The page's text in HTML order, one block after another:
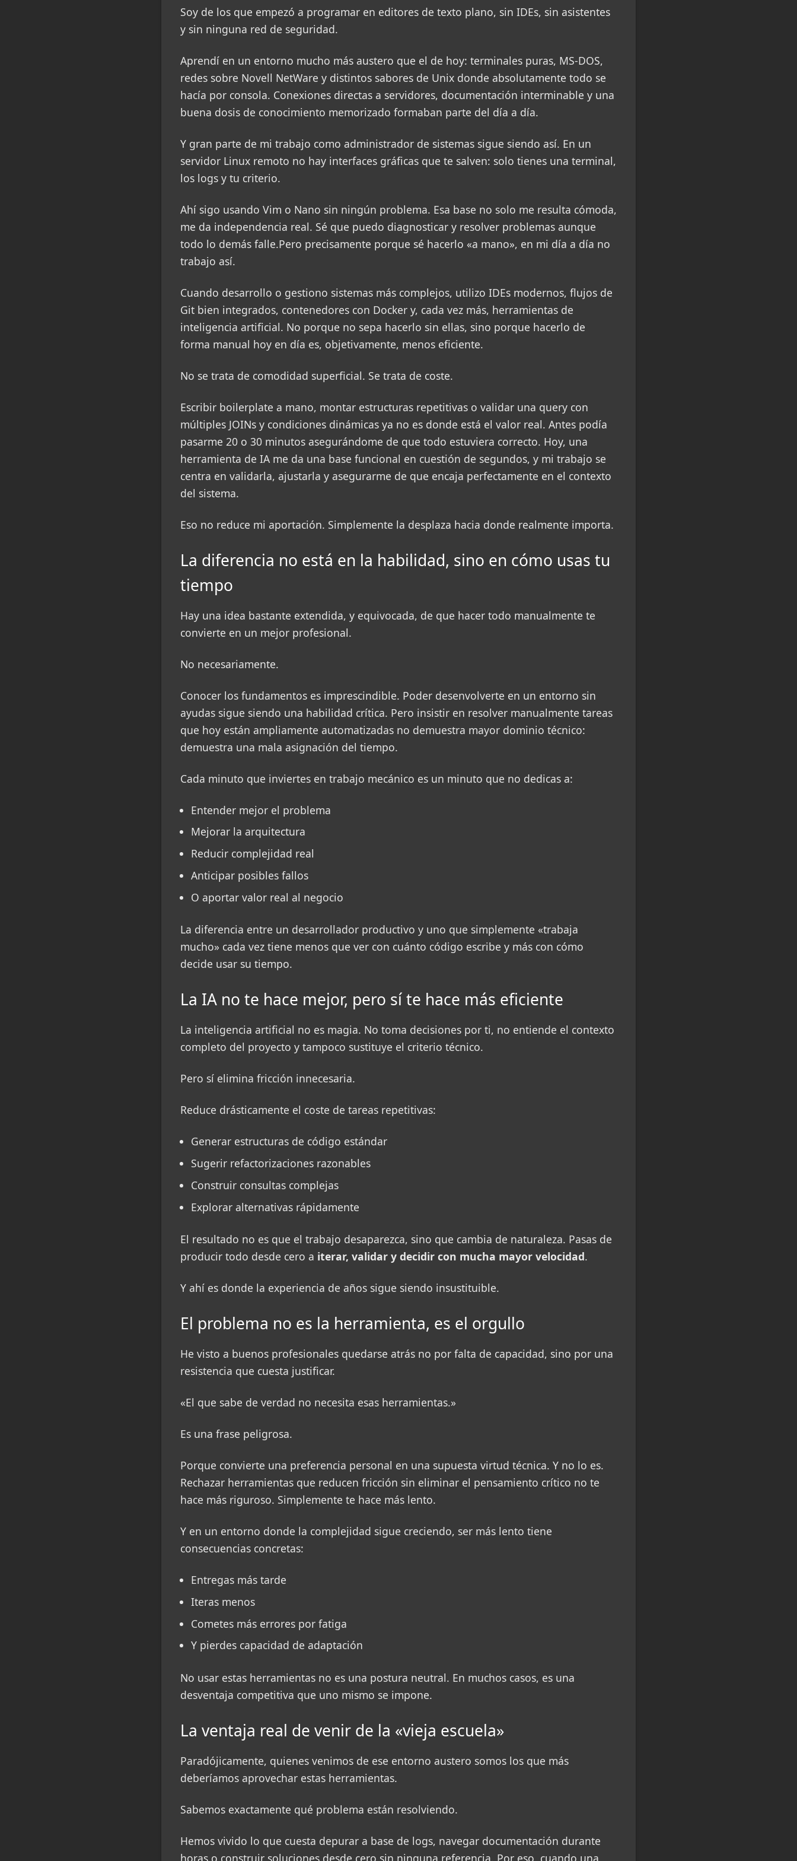
Soy de los que empezó a programar en editores de texto plano, sin IDEs, sin asistentes
y sin ninguna red de seguridad.
Aprendí en un entorno mucho más austero que el de hoy: terminales puras, MS-DOS,
redes sobre Novell NetWare y distintos sabores de Unix donde absolutamente todo se
hacía por consola. Conexiones directas a servidores, documentación interminable y una
buena dosis de conocimiento memorizado formaban parte del día a día.
Y gran parte de mi trabajo como administrador de sistemas sigue siendo así. En un
servidor Linux remoto no hay interfaces gráficas que te salven: solo tienes una terminal,
los logs y tu criterio.
Ahí sigo usando Vim o Nano sin ningún problema. Esa base no solo me resulta cómoda,
me da independencia real. Sé que puedo diagnosticar y resolver problemas aunque
todo lo demás falle.Pero precisamente porque sé hacerlo «a mano», en mi día a día no
trabajo así.
Cuando desarrollo o gestiono sistemas más complejos, utilizo IDEs modernos, flujos de
Git bien integrados, contenedores con Docker y, cada vez más, herramientas de
inteligencia artificial. No porque no sepa hacerlo sin ellas, sino porque hacerlo de
forma manual hoy en día es, objetivamente, menos eficiente.
No se trata de comodidad superficial. Se trata de coste.
Escribir boilerplate a mano, montar estructuras repetitivas o validar una query con
múltiples JOINs y condiciones dinámicas ya no es donde está el valor real. Antes podía
pasarme 20 o 30 minutos asegurándome de que todo estuviera correcto. Hoy, una
herramienta de IA me da una base funcional en cuestión de segundos, y mi trabajo se
centra en validarla, ajustarla y asegurarme de que encaja perfectamente en el contexto
del sistema.
Eso no reduce mi aportación. Simplemente la desplaza hacia donde realmente importa.
La diferencia no está en la habilidad, sino en cómo usas tu
tiempo
Hay una idea bastante extendida, y equivocada, de que hacer todo manualmente te
convierte en un mejor profesional.
No necesariamente.
Conocer los fundamentos es imprescindible. Poder desenvolverte en un entorno sin
ayudas sigue siendo una habilidad crítica. Pero insistir en resolver manualmente tareas
que hoy están ampliamente automatizadas no demuestra mayor dominio técnico:
demuestra una mala asignación del tiempo.
Cada minuto que inviertes en trabajo mecánico es un minuto que no dedicas a:
Entender mejor el problema
Mejorar la arquitectura
Reducir complejidad real
Anticipar posibles fallos
O aportar valor real al negocio
La diferencia entre un desarrollador productivo y uno que simplemente «trabaja
mucho» cada vez tiene menos que ver con cuánto código escribe y más con cómo
decide usar su tiempo.
La IA no te hace mejor, pero sí te hace más eficiente
La inteligencia artificial no es magia. No toma decisiones por ti, no entiende el contexto
completo del proyecto y tampoco sustituye el criterio técnico.
Pero sí elimina fricción innecesaria.
Reduce drásticamente el coste de tareas repetitivas:
Generar estructuras de código estándar
Sugerir refactorizaciones razonables
Construir consultas complejas
Explorar alternativas rápidamente
El resultado no es que el trabajo desaparezca, sino que cambia de naturaleza. Pasas de
producir todo desde cero a iterar, validar y decidir con mucha mayor velocidad.
Y ahí es donde la experiencia de años sigue siendo insustituible.
El problema no es la herramienta, es el orgullo
He visto a buenos profesionales quedarse atrás no por falta de capacidad, sino por una
resistencia que cuesta justificar.
«El que sabe de verdad no necesita esas herramientas.»
Es una frase peligrosa.
Porque convierte una preferencia personal en una supuesta virtud técnica. Y no lo es.
Rechazar herramientas que reducen fricción sin eliminar el pensamiento crítico no te
hace más riguroso. Simplemente te hace más lento.
Y en un entorno donde la complejidad sigue creciendo, ser más lento tiene
consecuencias concretas:
Entregas más tarde
Iteras menos
Cometes más errores por fatiga
Y pierdes capacidad de adaptación
No usar estas herramientas no es una postura neutral. En muchos casos, es una
desventaja competitiva que uno mismo se impone.
La ventaja real de venir de la «vieja escuela»
Paradójicamente, quienes venimos de ese entorno austero somos los que más
deberíamos aprovechar estas herramientas.
Sabemos exactamente qué problema están resolviendo.
Hemos vivido lo que cuesta depurar a base de logs, navegar documentación durante
horas o construir soluciones desde cero sin ninguna referencia. Por eso, cuando una